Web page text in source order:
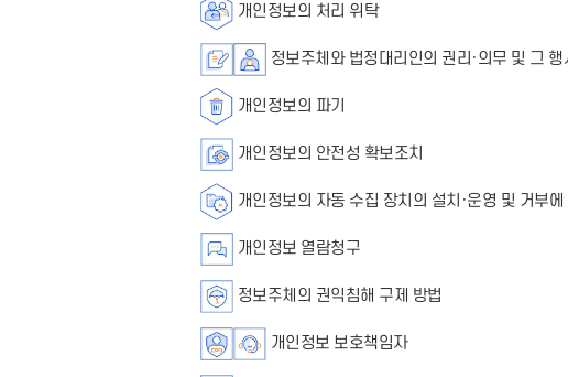
개인정보의 처리 위탁
정보주체와 법정대리인의 권리·의무 및 그 행
개인정보의 파기
개인정보의 안전성 확보조치
개인정보의 자동 수집 장치의 설치·운영 및 거부
개인정보 열람청구
정보주체의 권익침해 구제 방법
개인정보 보호책임자